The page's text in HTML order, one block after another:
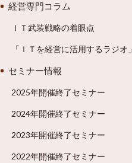
経営専門コラム
ＩＴ武装戦略の着眼点
「ＩＴを経営に活用するラジオ」
セミナー情報
2025年開催終了セミナー
2024年開催終了セミナー
2023年開催終了セミナー
2022年開催終了セミナー